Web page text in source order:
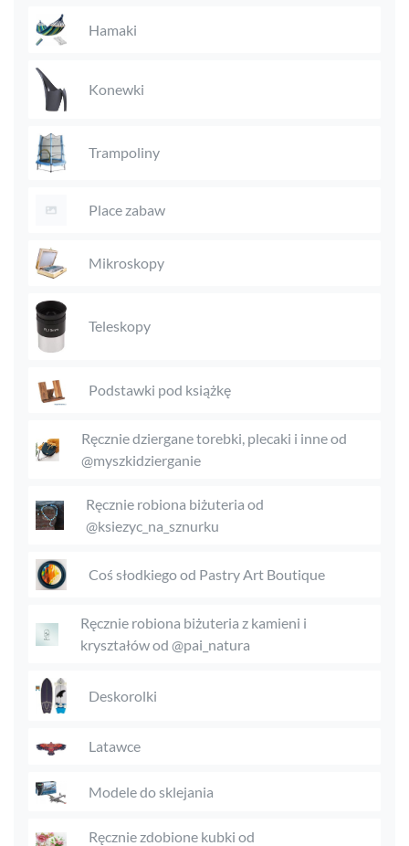
Hamaki
Konewki
Trampoliny
Place zabaw
Mikroskopy
Teleskopy
Podstawki pod książkę
Ręcznie dziergane torebki, plecaki i inne od
@myszkidzierganie
Ręcznie robiona biżuteria od
@ksiezyc_na_sznurku
Coś słodkiego od Pastry Art Boutique
Ręcznie robiona biżuteria z kamieni i
kryształów od @pai_natura
Deskorolki
Latawce
Modele do sklejania
Ręcznie zdobione kubki od